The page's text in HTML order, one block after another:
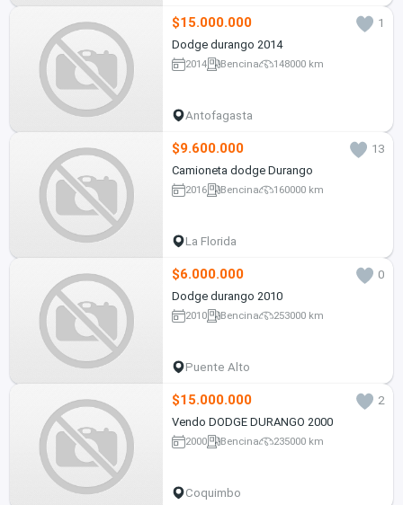
$15.000.000
1
Dodge durango 2014
2014 Bencina 148000 km
Antofagasta
$9.600.000
13
Camioneta dodge Durango
2016 Bencina 160000 km
La Florida
$6.000.000
0
Dodge durango 2010
2010 Bencina 253000 km
Puente Alto
$15.000.000
2
Vendo DODGE DURANGO 2000
2000 Bencina 235000 km
Coquimbo